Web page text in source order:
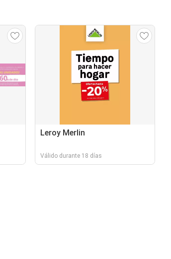
Leroy Merlin
Válido durante 18 días